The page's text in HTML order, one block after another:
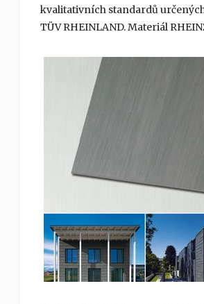
kvalitativních standardů
TÜV RHEINLAND. Materiál